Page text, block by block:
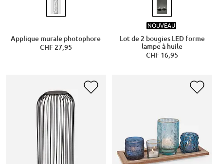
Applique murale photophore
CHF 27,95
NOUVEAU
Lot de 2 bougies LED forme
lampe à huile
CHF 16,95